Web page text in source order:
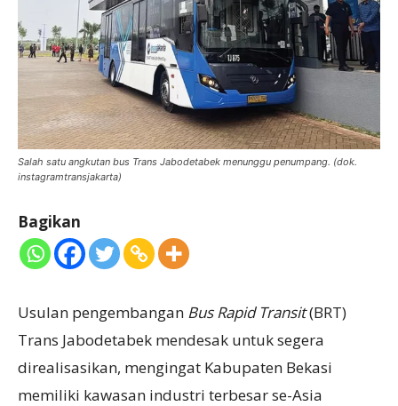
Salah satu angkutan bus Trans Jabodetabek menunggu penumpang. (dok.
instagramtransjakarta)
Bagikan
Usulan pengembangan Bus Rapid Transit(BRT)
Trans Jabodetabek mendesak untuk segera
direalisasikan, mengingat Kabupaten Bekasi
memiliki kawasan industri terbesar se-Asia